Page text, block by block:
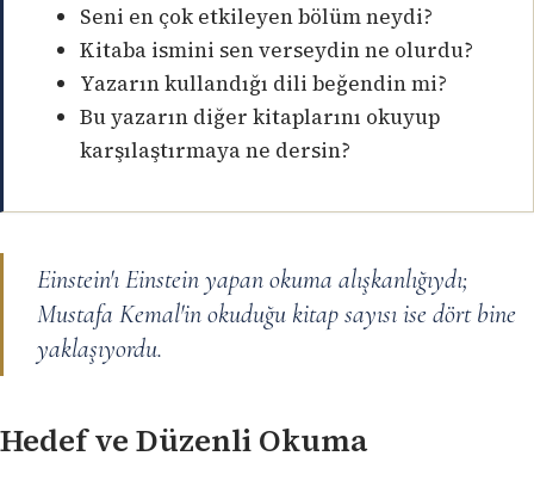
Seni en çok etkileyen bölüm neydi?
Kitaba ismini sen verseydin ne olurdu?
Yazarın kullandığı dili beğendin mi?
Bu yazarın diğer kitaplarını okuyup
karşılaştırmaya ne dersin?
Einstein'ı Einstein yapan okuma alışkanlığıydı;
Mustafa Kemal'in okuduğu kitap sayısı ise dört bine
yaklaşıyordu.
Hedef ve Düzenli Okuma